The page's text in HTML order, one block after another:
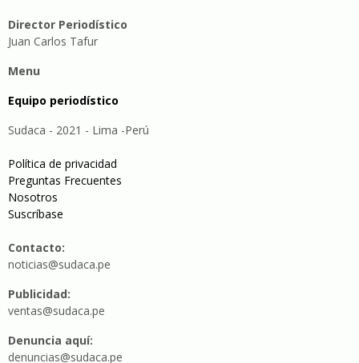
Director Periodístico
Juan Carlos Tafur
Menu
Equipo periodístico
Sudaca - 2021 - Lima -Perú
Política de privacidad
Preguntas Frecuentes
Nosotros
Suscríbase
Contacto:
noticias@sudaca.pe
Publicidad:
ventas@sudaca.pe
Denuncia aquí:
denuncias@sudaca.pe